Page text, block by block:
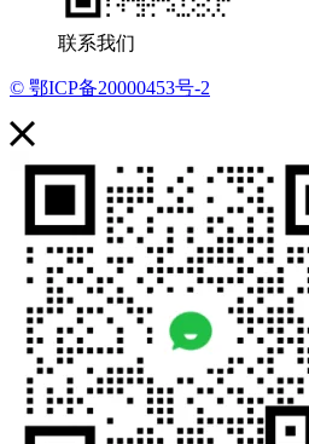
联系我们
© 鄂ICP备20000453号-2